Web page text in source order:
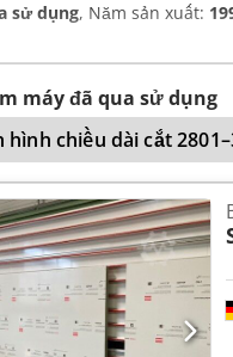
sử dụng, Năm sản xuất:
máy đã qua sử dụng
chiều dài cắt